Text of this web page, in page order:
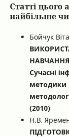
Статті цього
найбільше
Бойчук
Сучасні
методики
(2010)
Н.В.